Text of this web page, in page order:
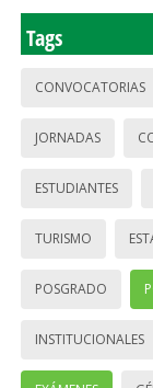
Tags
CONVOCATORIAS
JORNADAS
ESTUDIANTES
TURISMO
POSGRADO
INSTITUCIONALES